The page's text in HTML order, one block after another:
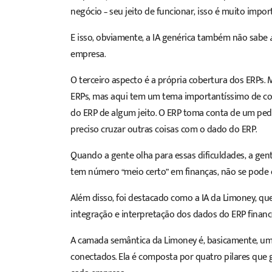
negócio – seu jeito de funcionar, isso é muito
E isso, obviamente, a IA genérica também não sabe
empresa.
O terceiro aspecto é a própria cobertura dos
ERPs, mas aqui tem um tema importantíssimo de
do ERP de algum jeito. O ERP toma conta de um
preciso cruzar outras coisas com o dado do ERP.
Quando a gente olha para essas dificuldades, a
tem número “meio certo” em finanças, não se
Além disso, foi destacado como a IA da Limoney,
integração e interpretação dos dados do ERP
A camada semântica da Limoney é, basicamente,
conectados. Ela é composta por quatro pilares